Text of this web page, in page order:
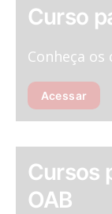
Curso
Conheça os
Acessar
Cursos
OAB